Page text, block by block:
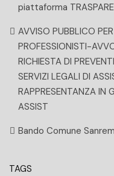
piattaforma TRASPARE
AVVISO PUBBLICO
PROFESSIONISTI-
RICHIESTA DI
SERVIZI LEGALI DI
RAPPRESENTANZA IN
ASSIST
Bando Comune
TAGS